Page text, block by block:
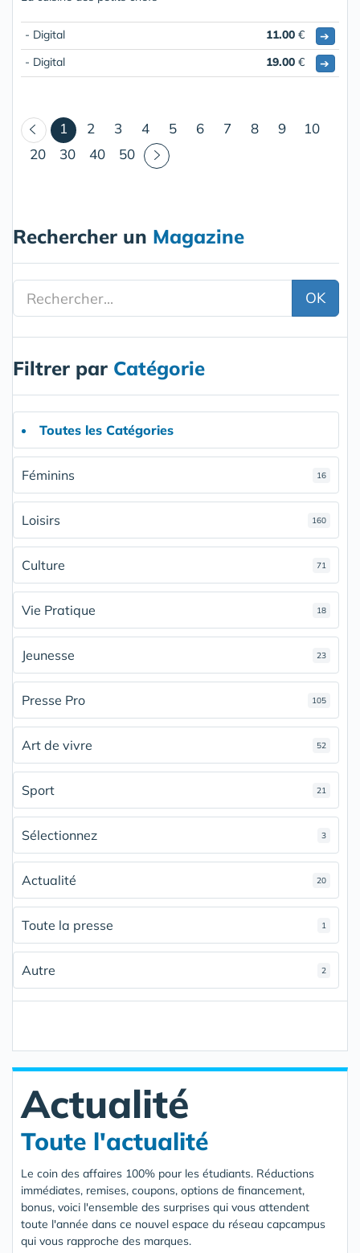
- Digital 11.00 €
➔
- Digital
19.00 € ➔
1 (courant)
2 3 4 5 6 7 8 9
10
20
30 40 50
Rechercher un Magazine
OK
Filtrer par Catégorie
Toutes les Catégories
Féminins 16
Loisirs 160
Culture 71
Vie Pratique 18
Jeunesse 23
Presse Pro 105
Art de vivre 52
Sport 21
Sélectionnez 3
Actualité 20
Toute la presse 1
Autre 2
Actualité
Toute l'actualité
Le coin des affaires 100% pour les étudiants. Réductions
immédiates, remises, coupons, options de financement,
bonus, voici l'ensemble des surprises qui vous attendent
toute l'année dans ce nouvel espace du réseau capcampus
qui vous rapproche des marques.